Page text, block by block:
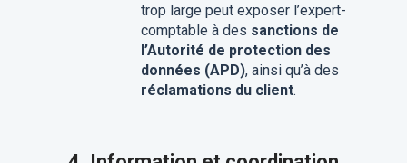
trop large peut exposer l’expert-
comptable à des sanctions de
l’Autorité de protection des
données (APD), ainsi qu’à des
réclamations du client.